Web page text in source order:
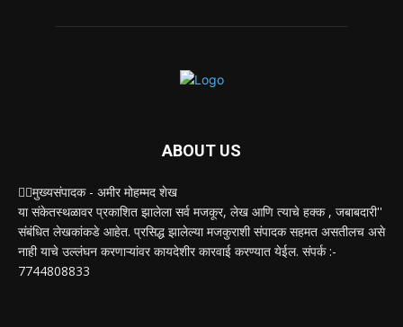
ABOUT US
✍🏻मुख्यसंपादक - अमीर मोहम्मद शेख
या संकेतस्थळावर प्रकाशित झालेला सर्व मजकूर, लेख आणि त्याचे हक्क , जबाबदारी''
संबंधित लेखकांकडे आहेत. प्रसिद्ध झालेल्या मजकुराशी संपादक सहमत असतीलच असे
नाही याचे उल्लंघन करणाऱ्यांवर कायदेशीर कारवाई करण्यात येईल. संपर्क :-
7744808833